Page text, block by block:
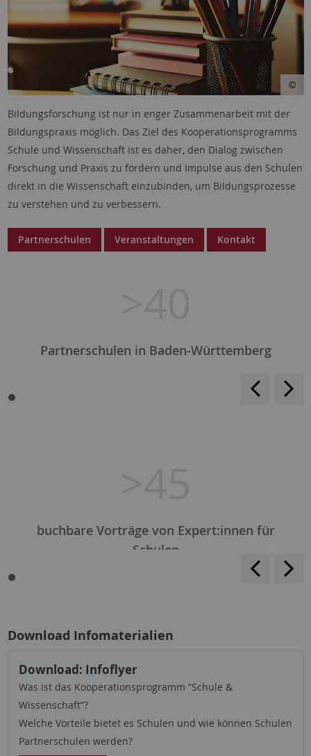
Bildungsforschung ist nur in enger Zusammenarbeit mit der
Bildungspraxis möglich. Das Ziel des Kooperationsprogramms
Schule und Wissenschaft ist es daher, den Dialog zwischen
Forschung und Praxis zu fördern und Impulse aus den Schulen
direkt in die Wissenschaft einzubinden, um Bildungsprozesse
zu verstehen und zu verbessern.
Partnerschulen Veranstaltungen Kontakt
Partnerschulen in Baden-Württemberg
buchbare Vorträge von Expert:innen für
Schulen
Download Infomaterialien
Download: Infoflyer
Was ist das Kooperationsprogramm “Schule &
Wissenschaft”?
Welche Vorteile bietet es Schulen und wie können Schulen
Partnerschulen werden?